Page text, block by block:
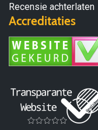
Recensie achterlaten
Accreditaties